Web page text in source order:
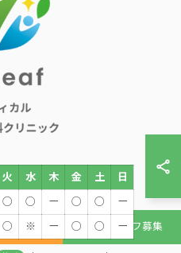
WEB問診 スタッフ募集
火 水 木 金 土
日
○ ○ ー ○ ○
ー
○ ※ ー ○ ○ ー